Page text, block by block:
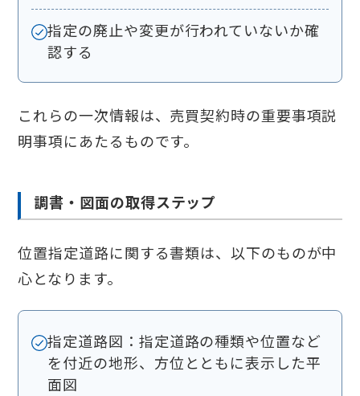
指定の廃止や変更が行われていないか確
認する
これらの一次情報は、売買契約時の重要事項説
明事項にあたるものです。
調書・図面の取得ステップ
位置指定道路に関する書類は、以下のものが中
心となります。
指定道路図：指定道路の種類や位置など
を付近の地形、方位とともに表示した平
面図